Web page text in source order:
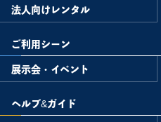
法人向けレンタル
ご利用シーン
展示会・イベント
ヘルプ&ガイド